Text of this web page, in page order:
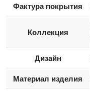
Фактура покрытия
Коллекция
Дизайн
Материал изделия